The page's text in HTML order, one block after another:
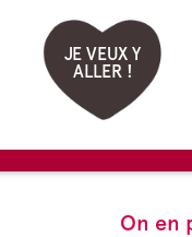
JE VEUX Y
ALLER !
On en